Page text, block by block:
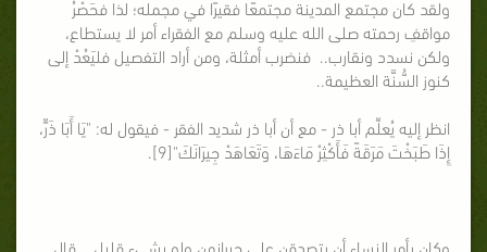
ولقد كان مجتمع المدينة مجتمعًا فقيرًا في مجمله؛ لذا فحَصْرُ
مواقفِ رحمته صلى الله عليه وسلم مع الفقراء أمر لا يستطاع،
ولكن نسدد ونقارب.. فنضرب أمثلة، ومن أراد التفصيل فليَعُدْ إلى
كنوز السُّنَّة العظيمة..
انظر إليه يُعلِّم أبا ذر - مع أن أبا ذر شديد الفقر - فيقول له: "يَا أَبَا ذَرٍّ،
إِذَا طَبَخْتَ مَرَقَةً فَأَكْثِرْ مَاءَهَا، وَتَعَاهَدْ جِيرَانَكَ"[9].
وكان يأمر النساء أن يتصدقن على جيرانهن ولو بشيء قليل.. قال